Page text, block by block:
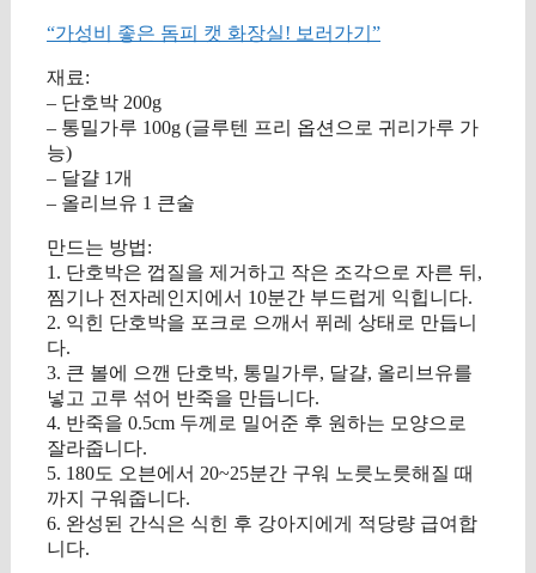
“가성비 좋은 돔피 캣 화장실! 보러가기”
재료:
– 단호박 200g
– 통밀가루 100g (글루텐 프리 옵션으로 귀리가루 가
능)
– 달걀 1개
– 올리브유 1 큰술
만드는 방법:
1. 단호박은 껍질을 제거하고 작은 조각으로 자른 뒤,
찜기나 전자레인지에서 10분간 부드럽게 익힙니다.
2. 익힌 단호박을 포크로 으깨서 퓌레 상태로 만듭니
다.
3. 큰 볼에 으깬 단호박, 통밀가루, 달걀, 올리브유를
넣고 고루 섞어 반죽을 만듭니다.
4. 반죽을 0.5cm 두께로 밀어준 후 원하는 모양으로
잘라줍니다.
5. 180도 오븐에서 20~25분간 구워 노릇노릇해질 때
까지 구워줍니다.
6. 완성된 간식은 식힌 후 강아지에게 적당량 급여합
니다.